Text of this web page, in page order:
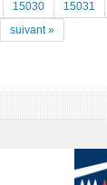
15030 15031
suivant »